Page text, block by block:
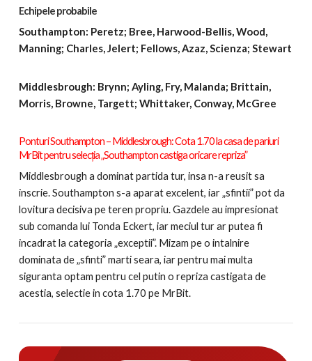
Echipele probabile
Southampton: Peretz; Bree, Harwood-Bellis, Wood,
Manning; Charles, Jelert; Fellows, Azaz, Scienza; Stewart
Middlesbrough: Brynn; Ayling, Fry, Malanda; Brittain,
Morris, Browne, Targett; Whittaker, Conway, McGree
Ponturi Southampton – Middlesbrough:Cota 1.70 la casa de pariuri
MrBit pentru selecția „Southampton castiga oricare repriza”
Middlesbrough a dominat partida tur, insa n-a reusit sa
inscrie. Southampton s-a aparat excelent, iar „sfintii” pot da
lovitura decisiva pe teren propriu. Gazdele au impresionat
sub comanda lui Tonda Eckert, iar meciul tur ar putea fi
incadrat la categoria „exceptii”. Mizam pe o intalnire
dominata de „sfinti” marti seara, iar pentru mai multa
siguranta optam pentru cel putin o repriza castigata de
acestia, selectie in cota 1.70 pe MrBit.